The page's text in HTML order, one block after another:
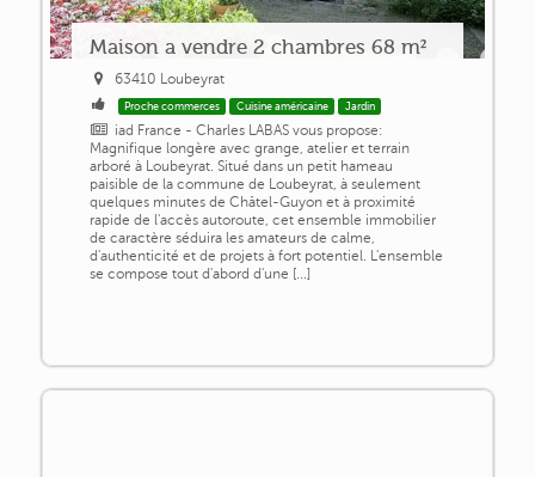
Maison a vendre 2 chambres 68 m²
63410 Loubeyrat
Proche commerces Cuisine américaine Jardin
iad France - Charles LABAS vous propose:
Magnifique longère avec grange, atelier et terrain
arboré à Loubeyrat. Situé dans un petit hameau
paisible de la commune de Loubeyrat, à seulement
quelques minutes de Châtel-Guyon et à proximité
rapide de l'accès autoroute, cet ensemble immobilier
de caractère séduira les amateurs de calme,
d'authenticité et de projets à fort potentiel. L'ensemble
se compose tout d'abord d'une [...]